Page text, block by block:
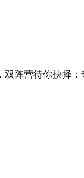
阵营待你抉择